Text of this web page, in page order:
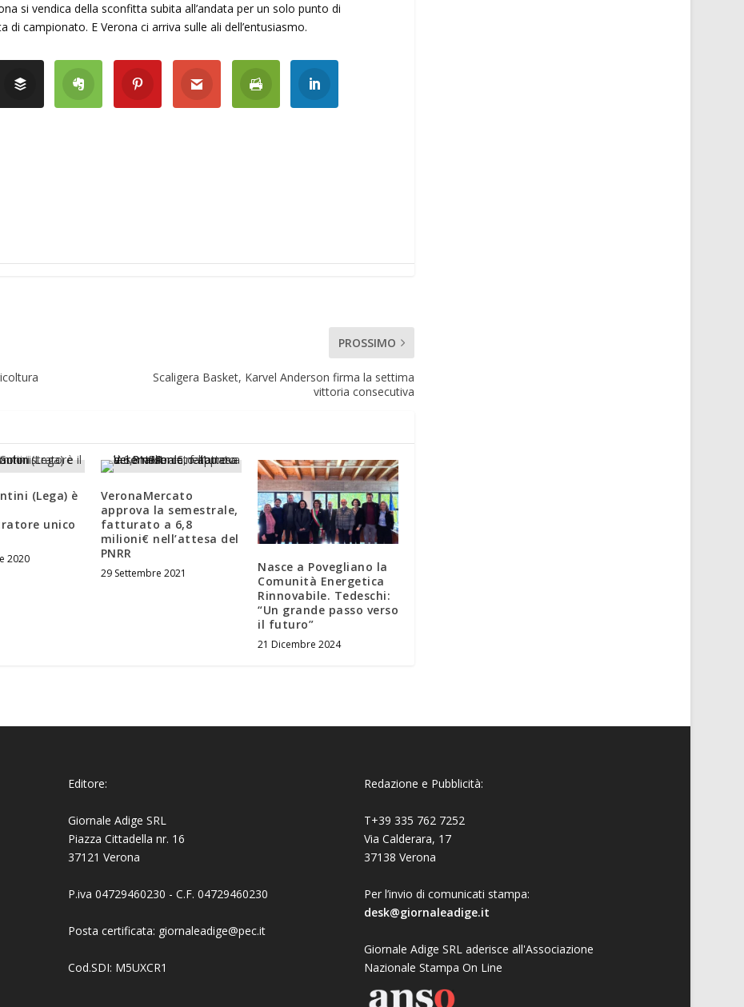
si vendica della sconfitta subita all’andata per un solo punto di
campionato. E Verona ci arriva sulle ali dell’entusiasmo.
PROSSIMO
Scaligera Basket, Karvel Anderson firma la settima
vittoria consecutiva
(Lega) è
unico
2020
VeronaMercato
approva la semestrale,
fatturato a 6,8
milioni€ nell’attesa del
PNRR
29 Settembre 2021
Nasce a Povegliano la
Comunità Energetica
Rinnovabile. Tedeschi:
“Un grande passo verso
il futuro”
21 Dicembre 2024
Editore:
Giornale Adige SRL
Piazza Cittadella nr. 16
37121 Verona
P.iva 04729460230 - C.F. 04729460230
Posta certificata: giornaleadige@pec.it
Cod.SDI: M5UXCR1
Redazione e Pubblicità:
T+39 335 762 7252
Via Calderara, 17
37138 Verona
Per l’invio di comunicati stampa:
desk@giornaleadige.it
Giornale Adige SRL aderisce all'Associazione
Nazionale Stampa On Line